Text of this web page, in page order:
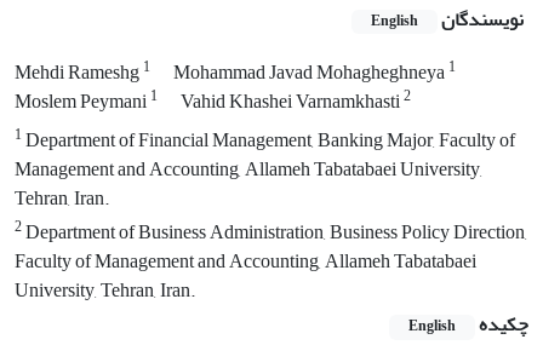
نویسندگان English
Mehdi Rameshg1 Mohammad Javad Mohagheghneya1
Moslem Peymani1 Vahid Khashei Varnamkhasti2
1Department of Financial Management, Banking Major, Faculty of
Management and Accounting, Allameh Tabatabaei University,
Tehran, Iran.
2Department of Business Administration, Business Policy Direction,
Faculty of Management and Accounting, Allameh Tabatabaei
University, Tehran, Iran.
چکیده
English